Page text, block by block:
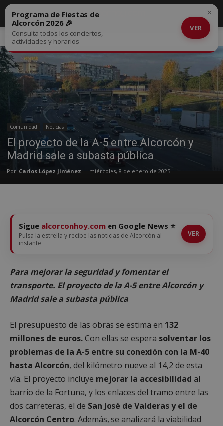
Inicio Comunidad
Comunidad Noticias
El proyecto de la A-5 entre Alcorcón y
Madrid sale a subasta pública
Por Carlos López Jiménez - miércoles, 8 de enero de 2025
Programa de Fiestas de
Alcorcón 2026 🎉
Consulta todos los conciertos,
actividades y horarios
VER
×
Sigue alcorconhoy.com en Google News ⭐
Pulsa la estrella y recibe las noticias de Alcorcón al
instante
VER
Para mejorar la seguridad y fomentar el
transporte. El proyecto de la A-5 entre Alcorcón y
Madrid sale a subasta pública
El presupuesto de las obras se estima en 132
millones de euros.Con ellas se espera solventar los
problemas de la A-5 entre su conexión con la M-40
hasta Alcorcón, del kilómetro nueve al 14,2 de esta
vía. El proyecto incluye mejorar la accesibilidad al
barrio de la Fortuna, y los enlaces del tramo entre las
dos carreteras, el de San José de Valderas y el de
Alcorcón Centro. Además, se analizará la viabilidad